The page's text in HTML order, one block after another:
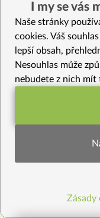
Kalorie už roky
I my se vás
Naše stránky
cookies. Váš
lepší obsah,
Nesouhlas může
nebudete z nich mít
Funkční
Statistiky pro
Zásady